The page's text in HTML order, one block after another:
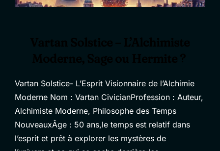
Vartan Solstice- L’Esprit Visionnaire de l’Alchimie
Moderne Nom : Vartan CivicianProfession : Auteur,
Alchimiste Moderne, Philosophe des Temps
NouveauxÂge : 50 ans,le temps est relatif dans
l’esprit et prêt à explorer les mystères de